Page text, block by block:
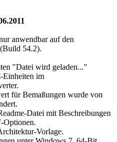
anwendbar auf den
54.2).
"Datei wird geladen..."
Einheiten im
für Bemaßungen wurde von
Datei mit Beschreibungen
Optionen.
Vorlage.